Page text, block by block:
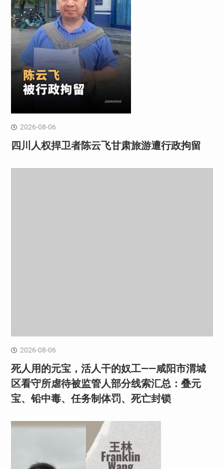
2026-08-06
四川人权捍卫者陈云飞甘肃旅游遭行政拘留
2026-08-06
死人用的元宝，活人干的奴工——咸阳市渭城
区看守所虐待被监管人部分线索汇总：叠元
宝、铅中毒、任务制体罚、死亡封锁